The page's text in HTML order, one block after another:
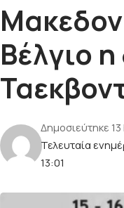
Βέλγιο
Τελευταία
13:01
Δημοσιεύτηκε